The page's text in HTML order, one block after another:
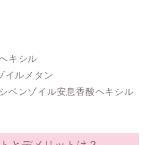
キシル
イルメタン
ベンゾイル安息香酸ヘキシル